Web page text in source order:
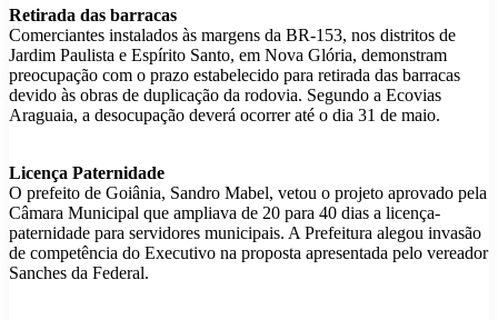
Retirada das barracas
Comerciantes instalados às margens da BR-153, nos distritos de
Jardim Paulista e Espírito Santo, em Nova Glória, demonstram
preocupação com o prazo estabelecido para retirada das barracas
devido às obras de duplicação da rodovia. Segundo a Ecovias
Araguaia, a desocupação deverá ocorrer até o dia 31 de maio.
Licença Paternidade
O prefeito de Goiânia, Sandro Mabel, vetou o projeto aprovado pela
Câmara Municipal que ampliava de 20 para 40 dias a licença-
paternidade para servidores municipais. A Prefeitura alegou invasão
de competência do Executivo na proposta apresentada pelo vereador
Sanches da Federal.